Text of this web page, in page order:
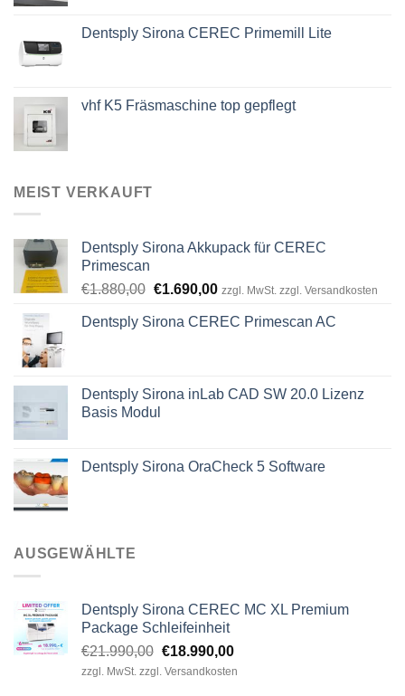
Dentsply Sirona CEREC Primemill Lite
vhf K5 Fräsmaschine top gepflegt
MEIST VERKAUFT
Dentsply Sirona Akkupack für CEREC
Primescan
€1.880,00 Ursprünglicher
war:
€1.690,00Aktueller
ist:
zzgl. MwSt. zzgl. Versandkosten
Dentsply Sirona CEREC Primescan AC
Dentsply Sirona inLab CAD SW 20.0 Lizenz
Basis Modul
Dentsply Sirona OraCheck 5 Software
AUSGEWÄHLTE
Dentsply Sirona CEREC MC XL Premium
Package Schleifeinheit
€21.990,00 Ursprünglicher
Preis
€18.990,00Aktueller
Preis
zzgl. MwSt. zzgl. Versandkosten